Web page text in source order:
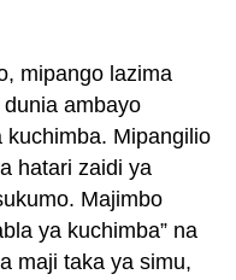
mipango lazima
ambayo
Mipangilio
hatari zaidi ya
Majimbo
ya kuchimba” na
maji taka ya simu,